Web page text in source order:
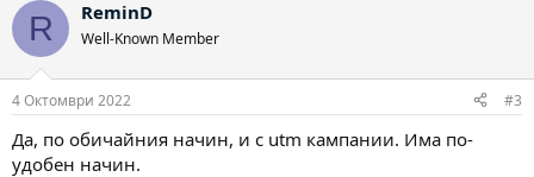
R ReminD
Well-Known Member
4 Октомври 2022 #3
Да, по обичайния начин, и с utm кампании. Има по-
удобен начин.